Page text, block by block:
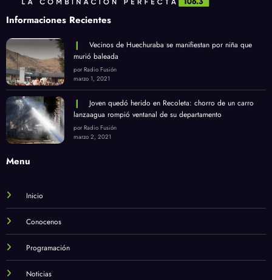
Informaciones Recientes
Vecinos de Huechuraba se manifiestan por niña que
murió baleada
por Radio Fusión
marzo 1, 2021
Joven quedó herido en Recoleta: chorro de un carro
lanzaagua rompió ventanal de su departamento
por Radio Fusión
marzo 2, 2021
Menu
Inicio
Conocenos
Programación
Noticias